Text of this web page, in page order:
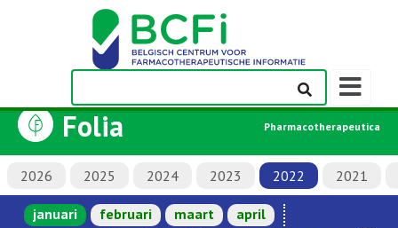
Folia Pharmacotherapeutica
2026 2025 2024 2023 2022 2021
januari februari maart
april